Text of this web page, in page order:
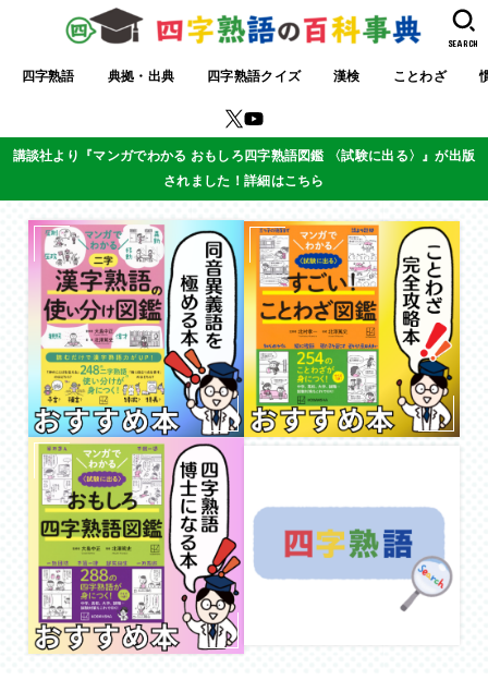
四字熟語 典拠・出典 四字熟語クイズ 漢検 ことわざ
SEARCH
講談社より『マンガでわかる おもしろ四字熟語図鑑 〈試験に出る〉』が出版
されました！詳細はこちら